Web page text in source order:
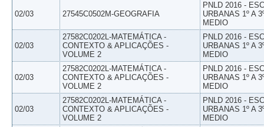
02/03 27545C0502M-GEOGRAFIA
PNLD 2016 -
URBANAS 1º A
MEDIO
02/03
27582C0202L-MATEMÁTICA -
CONTEXTO & APLICAÇÕES -
VOLUME 2
PNLD 2016 -
URBANAS 1º A
MEDIO
02/03
27582C0202L-MATEMÁTICA -
CONTEXTO & APLICAÇÕES -
VOLUME 2
PNLD 2016 -
URBANAS 1º A
MEDIO
02/03
27582C0202L-MATEMÁTICA -
CONTEXTO & APLICAÇÕES -
VOLUME 2
PNLD 2016 -
URBANAS 1º A
MEDIO